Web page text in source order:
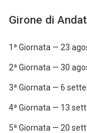
Girone di
1ª Giornata — 23
2ª Giornata — 30
3ª Giornata — 6
4ª Giornata — 13
5ª Giornata — 20